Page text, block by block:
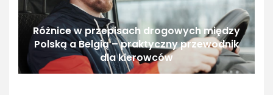
Różnice w przepisach drogowych między
Polską a Belgią – praktyczny przewodnik
dla kierowców